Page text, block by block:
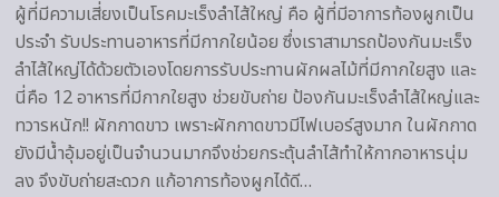
ผู้ที่มีความเสี่ยงเป็นโรคมะเร็งลำไส้ใหญ่ คือ ผู้ที่มีอาการท้องผูกเป็น
ประจำ รับประทานอาหารที่มีกากใยน้อย ซึ่งเราสามารถป้องกันมะเร็ง
ลำไส้ใหญ่ได้ด้วยตัวเองโดยการรับประทานผักผลไม้ที่มีกากใยสูง และ
นี่คือ 12 อาหารที่มีกากใยสูง ช่วยขับถ่าย ป้องกันมะเร็งลำไส้ใหญ่และ
ทวารหนัก!! ผักกาดขาว เพราะผักกาดขาวมีไฟเบอร์สูงมาก ในผักกาด
ยังมีน้ำอุ้มอยู่เป็นจำนวนมากจึงช่วยกระตุ้นลำไส้ทำให้กากอาหารนุ่ม
ลง จึงขับถ่ายสะดวก แก้อาการท้องผูกได้ดี…